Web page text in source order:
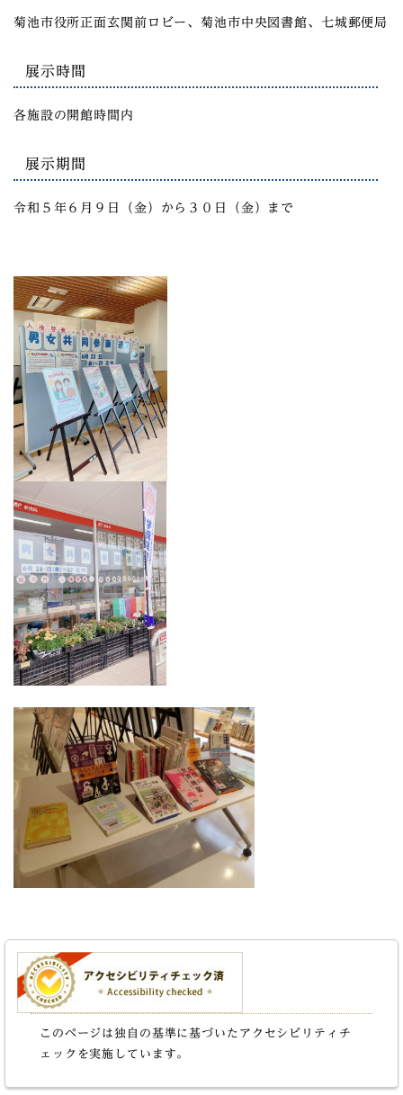
菊池市役所正面玄関前ロビー、菊池市中央図書館、七城郵便局
展示時間
各施設の開館時間内
展示期間
令和５年６月９日（金）から３０日（金）まで
このページは独自の基準に基づいたアクセシビリティチ
ェックを実施しています。